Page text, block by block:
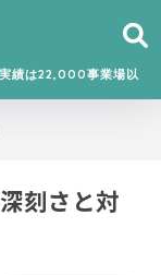
績は22,000事業場以
刻さと対